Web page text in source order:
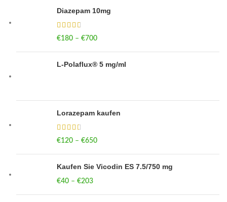
Diazepam 10mg
€180 – €700
L-Polaflux® 5 mg/ml
Lorazepam kaufen
€120 – €650
Kaufen Sie Vicodin ES 7.5/750 mg
€40 – €203